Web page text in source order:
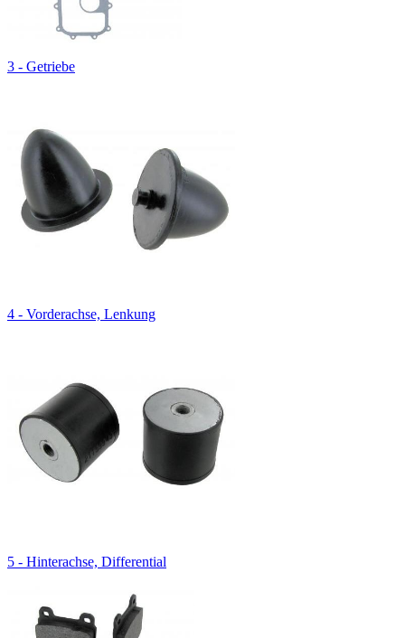
3 - Getriebe
4 - Vorderachse, Lenkung
5 - Hinterachse, Differential